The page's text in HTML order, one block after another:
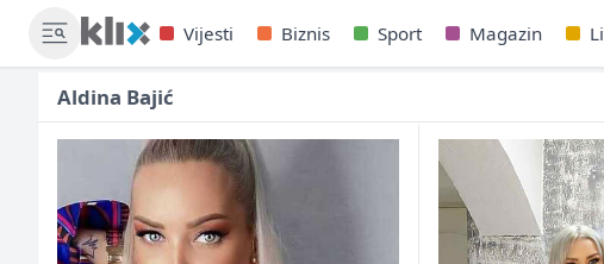
Vijesti Biznis Sport Magazin
Aldina Bajić